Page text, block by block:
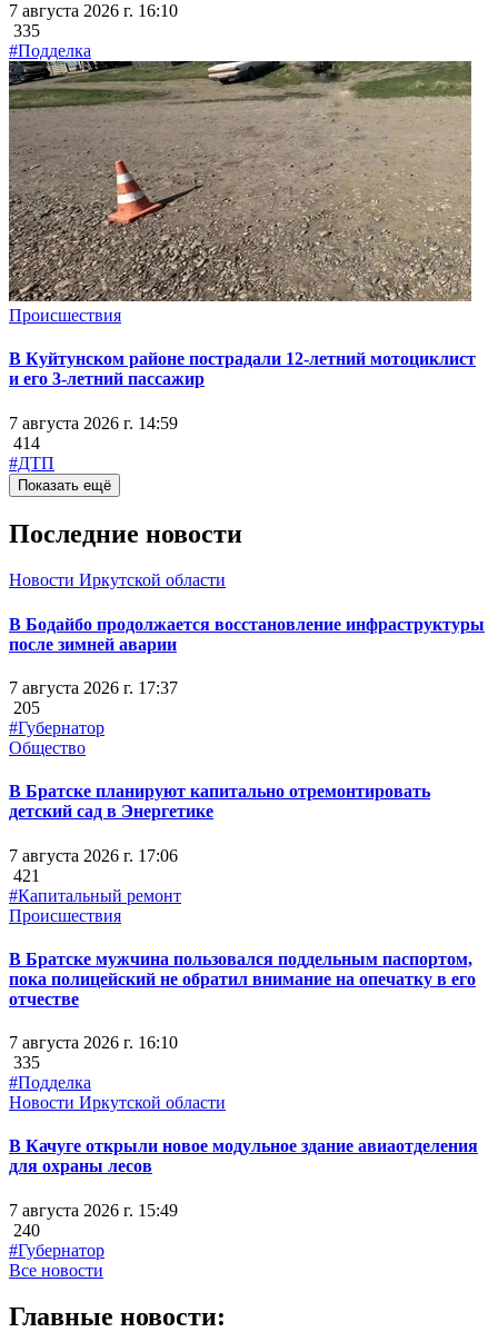
7 августа 2026 г. 16:10
335
#Подделка
Происшествия
В Куйтунском районе пострадали 12-летний мотоциклист
и его 3-летний пассажир
7 августа 2026 г. 14:59
414
#ДТП
Показать ещё
Последние новости
Новости Иркутской области
В Бодайбо продолжается восстановление инфраструктуры
после зимней аварии
7 августа 2026 г. 17:37
205
#Губернатор
Общество
В Братске планируют капитально отремонтировать
детский сад в Энергетике
7 августа 2026 г. 17:06
421
#Капитальный ремонт
Происшествия
В Братске мужчина пользовался поддельным паспортом,
пока полицейский не обратил внимание на опечатку в его
отчестве
7 августа 2026 г. 16:10
335
#Подделка
Новости Иркутской области
В Качуге открыли новое модульное здание авиаотделения
для охраны лесов
7 августа 2026 г. 15:49
240
#Губернатор
Все новости
Главные новости: